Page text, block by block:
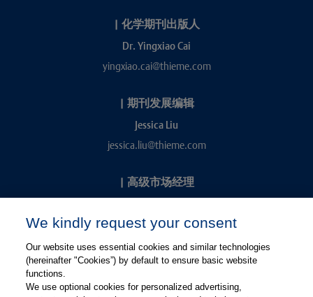
| 化学期刊出版人
Dr. Yingxiao Cai
yingxiao.cai@thieme.com
| 期刊发展编辑
Jessica Liu
jessica.liu@thieme.com
| 高级市场经理
kevin.chang@thieme.com
We kindly request your consent
Our website uses essential cookies and similar technologies
(hereinafter "Cookies”) by default to ensure basic website
functions.
We use optional cookies for personalized advertising,